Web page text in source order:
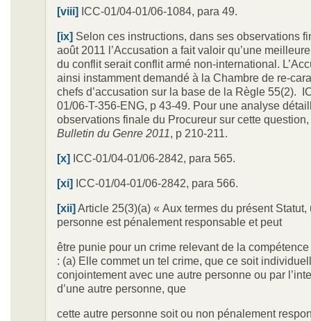
[viii] ICC-01/04-01/06-1084, para 49.
[ix] Selon ces instructions, dans ses observations
août 2011 l’Accusation a fait valoir qu’une
du conflit serait conflit armé non-international.
ainsi instamment demandé à la Chambre de re-
chefs d’accusation sur la base de la Règle 55(2).
01/06-T-356-ENG, p 43-49. Pour une analyse
observations finale du Procureur sur cette
Bulletin du Genre 2011, p 210-211.
[x] ICC-01/04-01/06-2842, para 565.
[xi] ICC-01/04-01/06-2842, para 566.
[xii]Article 25(3)(a) « Aux termes du présent Statut,
personne est pénalement responsable et peut
être punie pour un crime relevant de la
: (a) Elle commet un tel crime, que ce soit
conjointement avec une autre personne ou par
d’une autre personne, que
cette autre personne soit ou non pénalement